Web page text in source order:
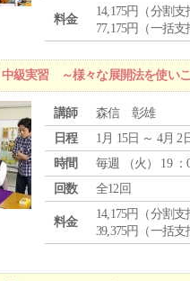
料金
14,175円（分割
77,175円（一括支
級実習 ～様々な展開法を使い
講師
森信 彰雄
日程
1月 15日 ～ 4月 2
時間
毎週 （火 ） 19 ：
回数
全12回
料金
14,175円（分割
39,375円（一括支